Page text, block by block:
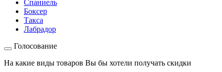
Спаниель
Боксер
Такса
Лабрадор
Голосование
На какие виды товаров Вы бы хотели получать скидки